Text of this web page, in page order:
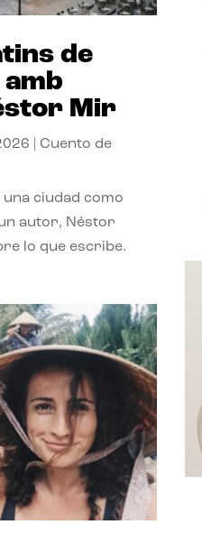
de
Mir
|Cuento de
ciudad como
autor, Néstor
lo que escribe.